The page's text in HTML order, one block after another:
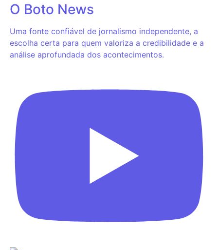
O Boto News
Uma fonte confiável de jornalismo independente, a
escolha certa para quem valoriza a credibilidade e a
análise aprofundada dos acontecimentos.